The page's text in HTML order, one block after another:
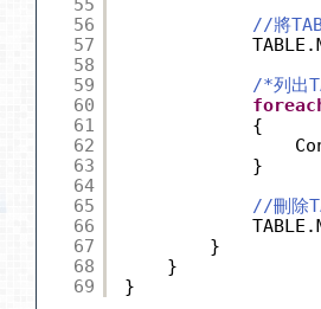
55
56
57
58
59
60
61
62
63
64
65
66
67
68
69
//將
/*列出
{
}
//刪除
}
}
}